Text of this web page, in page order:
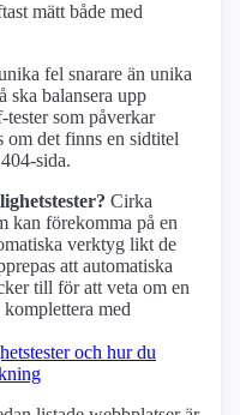
mätt både med
fel snarare än unika
ska balansera upp
som påverkar
det finns en sidtitel
sida.
Cirka
kan förekomma på en
verktyg likt de
att automatiska
till för att veta om en
med
och hur du